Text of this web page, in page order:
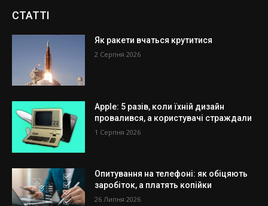
СТАТТІ
Як ракети вчаться крутитися
2 Серпня 2026
Apple: 5 разів, коли їхній дизайн
провалився, а користувачі страждали
1 Серпня 2026
Опитування на телефоні: як обіцяють
заробіток, а платять копійки
26 Липня 2026